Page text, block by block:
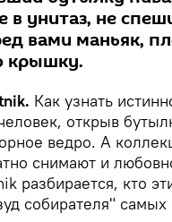
унитаз, не
вами маньяк,
крышку.
Как узнать
открыв
ведро. А
снимают и
разбирается, кто
собирателя"